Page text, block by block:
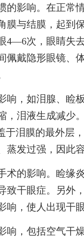
影响。在正常情
膜与结膜，起到
4—6次，眼睛失
佩戴隐形眼镜、
，如泪腺、睑板
，泪液生成减少
于泪膜的最外层
蒸发过强，因此
的影响。睑缘炎
致干眼症。另外
响，使人出现干眼
，包括空气干燥